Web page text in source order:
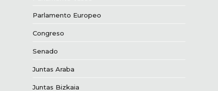
Parlamento Europeo
Congreso
Senado
Juntas Araba
Juntas Bizkaia